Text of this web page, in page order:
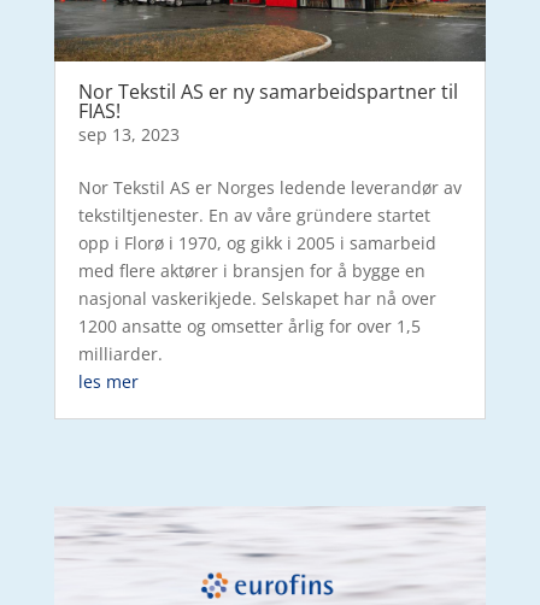
Nor Tekstil AS er ny samarbeidspartner til
FIAS!
sep 13, 2023
Nor Tekstil AS er Norges ledende leverandør av
tekstiltjenester. En av våre gründere startet
opp i Florø i 1970, og gikk i 2005 i samarbeid
med flere aktører i bransjen for å bygge en
nasjonal vaskerikjede. Selskapet har nå over
1200 ansatte og omsetter årlig for over 1,5
milliarder.
les mer